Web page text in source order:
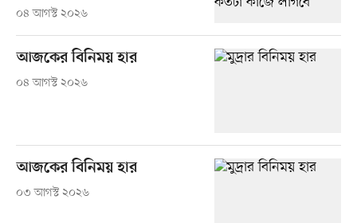
০৪ আগস্ট ২০২৬
আজকের বিনিময় হার
০৪ আগস্ট ২০২৬
আজকের বিনিময় হার
০৩ আগস্ট ২০২৬